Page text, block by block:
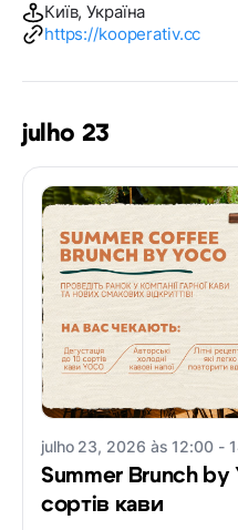
Київ, Україна
https://kooperativ.cc
julho 23
julho 23, 2026 às 12:00 -
Summer Brunch by
сортів кави